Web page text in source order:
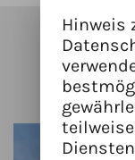
Hinweis